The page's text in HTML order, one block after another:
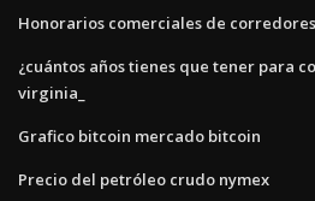
Honorarios comerciales de
¿cuántos años tienes que tener para
virginia_
Grafico bitcoin mercado bitcoin
Precio del petróleo crudo nymex